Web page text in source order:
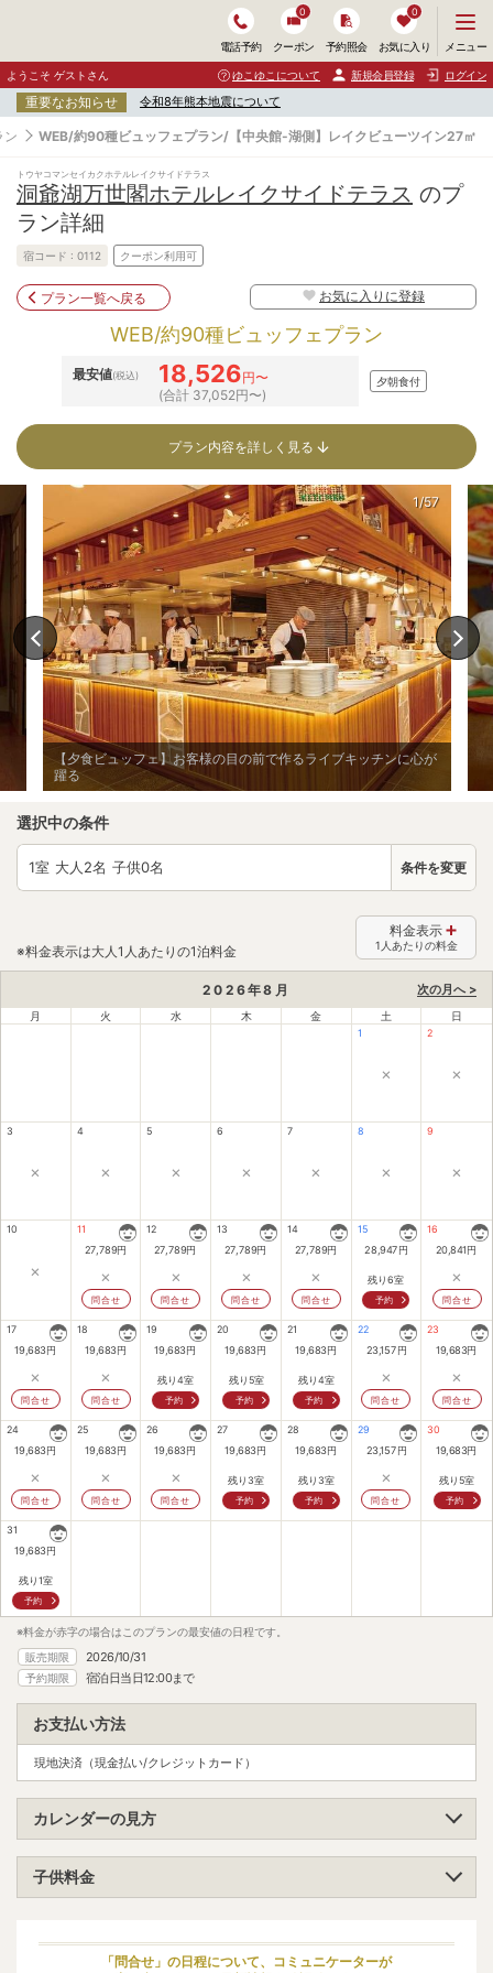
電話予約 クーポン
0
予約照会 お気に入り
0
ニ
ュ
ー
開
く
メニュー
ようこそ ゲストさん ゆこゆこについて 新規会員登録 ログイン
重要なお知らせ 令和8年熊本地震について
ン WEB/約90種ビュッフェプラン/【中央館-湖側】レイクビューツイン27㎡
トウヤコマンセイカクホテルレイクサイドテラス
洞爺湖万世閣ホテルレイクサイドテラス のプ
ラン詳細
宿コード : 0112 クーポン利用可
プラン一覧へ戻る お気に入りに登録
WEB/約90種ビュッフェプラン
最安値(税込) 18,526円〜
(合計 37,052円〜)
夕朝食付
プラン内容を詳しく見る
【夕食ビュッフェ】お客様の目の前で作るライブキッチンに心が
躍る
1/57
選択中の条件
1室 大人2名 子供0名 条件を変更
※料金表示は大人1人あたりの1泊料金
料金表示
1人あたりの料金
次の月へ >
2026年8 月
月 火 水 木 金 土 日
1
×
2
×
3
×
4
×
5
×
6
×
7
×
8
×
9
×
10
×
11
27,789円
×
問合せ
12
27,789円
×
問合せ
13
27,789円
×
問合せ
14
27,789円
×
問合せ
15
28,947円
残り6室
予約
16
20,841 円
×
問合せ
17
19,683円
×
問合せ
18
19,683円
×
問合せ
19
19,683円
残り4室
予約
20
19,683円
残り5室
予約
21
19,683円
残り4室
予約
22
23,157円
×
問合せ
23
19,683円
×
問合せ
24
19,683円
×
問合せ
25
19,683円
×
問合せ
26
19,683円
×
問合せ
27
19,683円
残り3室
予約
28
19,683円
残り3室
予約
29
23,157円
×
問合せ
30
19,683円
残り5室
予約
31
19,683円
残り1室
予約
※料金が赤字の場合はこのプランの最安値の日程です。
販売期限
2026/10/31
予約期限 宿泊日当日12:00まで
お支払い方法
現地決済（現金払い/クレジットカード）
カレンダーの見方
子供料金
小学生（低学年） 大人料金の70%
「問合せ」の日程について、コミュニケーターが